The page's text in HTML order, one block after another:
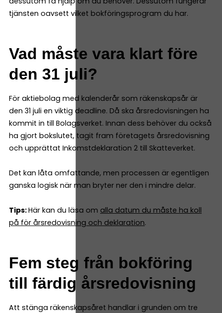
tjänsten oavsett vilket bokföringsprogram du har.
Vad måste vara klart före
den 31 juli?
För aktiebolag med kalenderår som räkenskapsår är
den 31 juli en viktig deadline. Då ska årsredovisningen ha
kommit in till Bolagsverket. Innan dess behöver du också
ha gjort bokslutet, tagit fram företagets årsredovisning
och upprättat Inkomstdeklaration 2 till Skatteverket.
Det kan låta omfattande, men processen är egentligen
ganska logisk när man bryter ner den i mindre delar.
Tips:Här kan du läsa om alla datum du måste ha koll
på för årsredovisning och deklaration.
Fem steg från bokföring
till färdig årsredovisning
Att stänga räkenskapsåret handlar i grunden om tre